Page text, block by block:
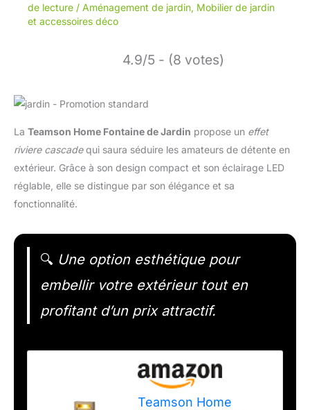
de lecture / Aménagement de jardin, Mobilier de jardin
et accessoires déco
4.9/5 - (8 votes)
La Teamson Home Fontaine de Jardin propose un effet
riviere cascadequi saura séduire les amateurs de détente en
extérieur. Grâce à son design compact et son éclairage LED
réglable, elle se distingue par son élégance et sa
fonctionnalité.
🔍 Une option esthétique pour
embellir votre extérieur tout en
profitant d’un prix attractif.
Teamson Home